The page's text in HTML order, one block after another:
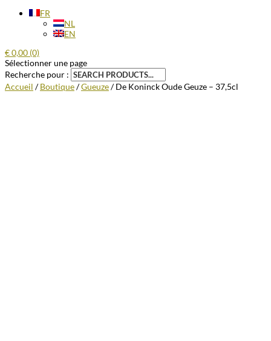
FR
NL
EN
€0,00 (0)
Sélectionner une page
Recherche pour :
Accueil /Boutique/Gueuze/ De Koninck Oude Geuze – 37,5cl